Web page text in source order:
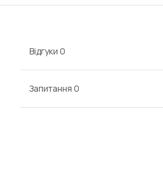
Відгуки 0
Запитання 0